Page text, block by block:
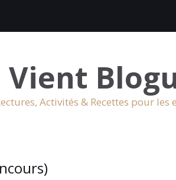
Activités & Recettes pour les